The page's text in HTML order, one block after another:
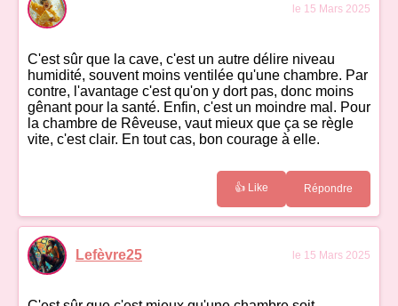
le 15 Mars 2025
C'est sûr que la cave, c'est un autre délire niveau
humidité, souvent moins ventilée qu'une chambre. Par
contre, l'avantage c'est qu'on y dort pas, donc moins
gênant pour la santé. Enfin, c'est un moindre mal. Pour
la chambre de Rêveuse, vaut mieux que ça se règle
vite, c'est clair. En tout cas, bon courage à elle.
👍 Like Répondre
Lefèvre25 le 15 Mars 2025